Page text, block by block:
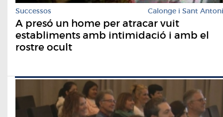
Successos Calonge i Sant Antoni
A presó un home per atracar vuit
establiments amb intimidació i amb el
rostre ocult